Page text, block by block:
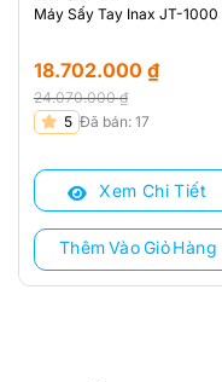
Máy Sấy Tay Inax JT-1000
24.070.000₫
Giá
là:
24.070.000 ₫.
18.702.000 ₫
Giá
tại
18.702.000 ₫.
5 Đã bán: 17
Xem Chi Tiết
Thêm Vào Giỏ Hàng